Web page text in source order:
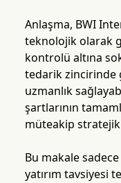
Anlaşma, BWI
teknolojik olarak
kontrolü altına
tedarik zincirinde
uzmanlık
şartlarının
müteakip stratejik
Bu makale
yatırım tavsiyesi